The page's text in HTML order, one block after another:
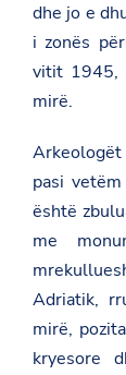
dhe jo e
i zonës
vitit 1945,
mirë.
Arkeologët
pasi
është
me
Adriatik,
mirë,
kryesore